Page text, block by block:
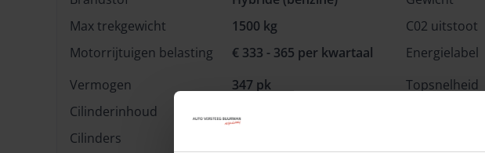
Max trekgewicht
1500 kg C02 uitstoot
Motorrijtuigen belasting
€ 333 - 365 per kwartaal Energielabel
Vermogen
347 pk Topsnelheid
Cilinderinhoud
Cilinders